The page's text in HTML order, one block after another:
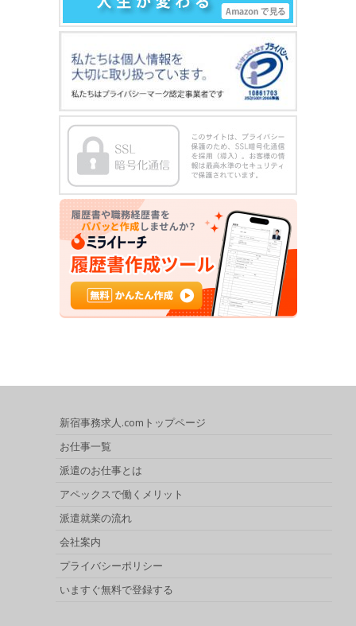
新宿事務求人.comトップページ
お仕事一覧
派遣のお仕事とは
アペックスで働くメリット
派遣就業の流れ
会社案内
プライバシーポリシー
いますぐ無料で登録する